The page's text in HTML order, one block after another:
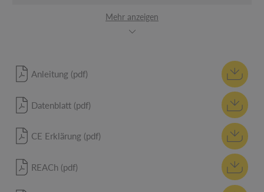
Mehr anzeigen
Anleitung (pdf)
Datenblatt (pdf)
CE Erklärung (pdf)
REACh (pdf)